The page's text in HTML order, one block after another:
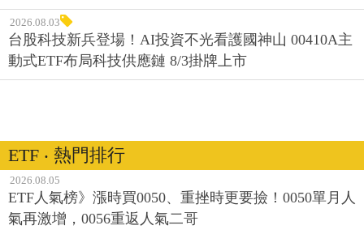
2026.08.03
台股科技新兵登場！AI投資不光看護國神山 00410A主
動式ETF布局科技供應鏈 8/3掛牌上市
ETF ‧ 熱門排行
2026.08.05
ETF人氣榜》漲時買0050、重挫時更要撿！0050單月人
氣再激增，0056重返人氣二哥